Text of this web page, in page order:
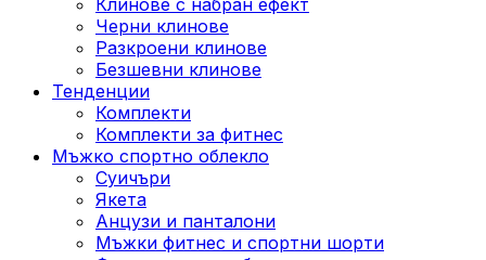
Черни клинове
Разкроени клинове
Безшевни клинове
Тенденции
Комплекти
Комплекти за фитнес
Мъжко спортно облекло
Суичъри
Якета
Aнцузи и панталони
Mъжки фитнес и спортни шорти